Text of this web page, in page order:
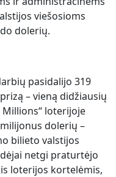
viešosioms
dolerių.
pasidalijo 319
– vieną didžiausių
Millions“ loterijoje
dolerių –
bilieto valstijos
netgi praturtėjo
loterijos kortelėmis,